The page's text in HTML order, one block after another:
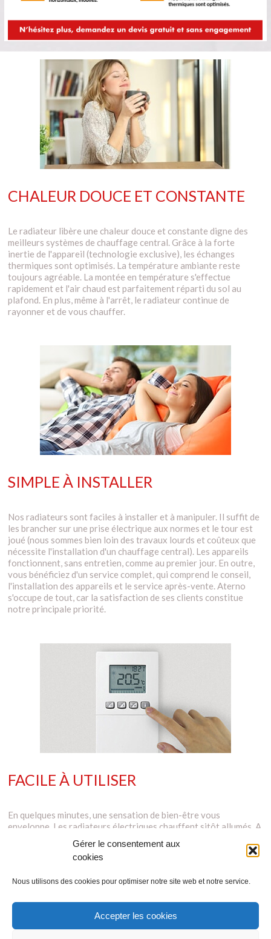
Gérer le consentement aux
cookies
Nous utilisons des cookies pour optimiser notre site web et notre service.
Accepter les cookies
CHALEUR DOUCE ET CONSTANTE
Le radiateur libère une chaleur douce et constante digne des
meilleurs systèmes de chauffage central. Grâce à la forte
inertie de l'appareil (technologie exclusive), les échanges
thermiques sont optimisés. La température ambiante reste
toujours agréable. La montée en température s'effectue
rapidement et l'air chaud est parfaitement réparti du sol au
plafond. En plus, même à l'arrêt, le radiateur continue de
rayonner et de vous chauffer.
SIMPLE À INSTALLER
Nos radiateurs sont faciles à installer et à manipuler. Il suffit de
les brancher sur une prise électrique aux normes et le tour est
joué (nous sommes bien loin des travaux lourds et coûteux que
nécessite l'installation d'un chauffage central). Les appareils
fonctionnent, sans entretien, comme au premier jour. En outre,
vous bénéficiez d'un service complet, qui comprend le conseil,
l'installation des appareils et le service après-vente. Aterno
s'occupe de tout, car la satisfaction de ses clients constitue
notre principale priorité.
FACILE À UTILISER
En quelques minutes, une sensation de bien-être vous
enveloppe. Les radiateurs électriques chauffent sitôt allumés. A
l'aide de son thermostat sans fil, vous paramétrez pièce par
pièce votre chauffage et en fonction de votre emploi du temps.
Ce boîtier intelligent vous offre une très grande précision. Vous
automatiquement de couleur pour vous indiquer si la
efficace pour ajuster votre consommation énergétique.